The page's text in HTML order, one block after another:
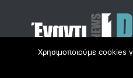
Copyright © Radio1d.gr
Χρησιμοποιούμε cookies